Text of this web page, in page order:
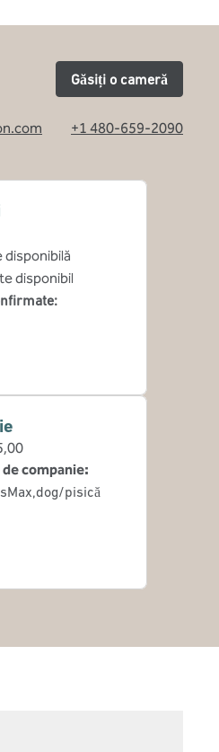
Găsiți o cameră
+1 480-659-2090
disponibilă
disponibil
:
companie:
pisică